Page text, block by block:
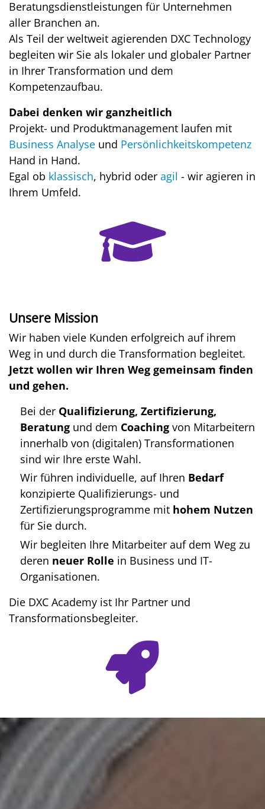
Beratungsdienstleistungen für Unternehmen
aller Branchen an.
Als Teil der weltweit agierenden DXC Technology
begleiten wir Sie als lokaler und globaler Partner
in Ihrer Transformation und dem
Kompetenzaufbau.
Dabei denken wir ganzheitlich
Projekt- und Produktmanagement laufen mit
Business Analyse und Persönlichkeitskompetenz
Hand in Hand.
Egal ob klassisch, hybrid oder agil - wir agieren in
Ihrem Umfeld.
Unsere Mission
Wir haben viele Kunden erfolgreich auf ihrem
Weg in und durch die Transformation begleitet.
Jetzt wollen wir Ihren Weg gemeinsam finden
und gehen.
Bei der Qualifizierung, Zertifizierung,
Beratung und dem Coaching von Mitarbeitern
innerhalb von (digitalen) Transformationen
sind wir Ihre erste Wahl.
Wir führen individuelle, auf Ihren Bedarf
konzipierte Qualifizierungs- und
Zertifizierungsprogramme mit hohem Nutzen
für Sie durch.
Wir begleiten Ihre Mitarbeiter auf dem Weg zu
deren neuer Rolle in Business und IT-
Organisationen.
Die DXC Academy ist Ihr Partner und
Transformationsbegleiter.